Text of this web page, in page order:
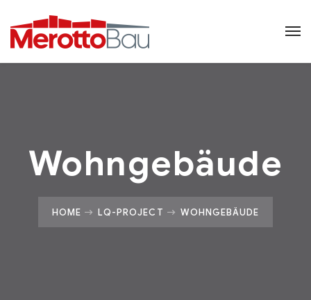
Wohngebäude
HOME LQ-PROJECT WOHNGEBÄUDE